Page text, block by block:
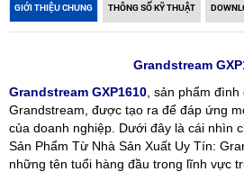
GIỚI THIỆU CHUNG THÔNG SỐ KỸ THUẬT
Grandstream
Grandstream GXP1610 , sản phẩm
Grandstream, được tạo ra để đáp ứng
của doanh nghiệp. Dưới đây là cái nhìn
Sản Phẩm Từ Nhà Sản Xuất Uy Tín:
những tên tuổi hàng đầu trong lĩnh vực